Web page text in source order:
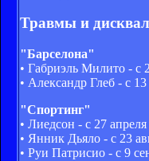
Травмы и
"Барселона"
• Габриэль Милито - с
• Александр Глеб - с
"Спортинг"
• Лиедсон - с 27
• Янник Дьяло - с 23
• Руи Патрисио - с 9